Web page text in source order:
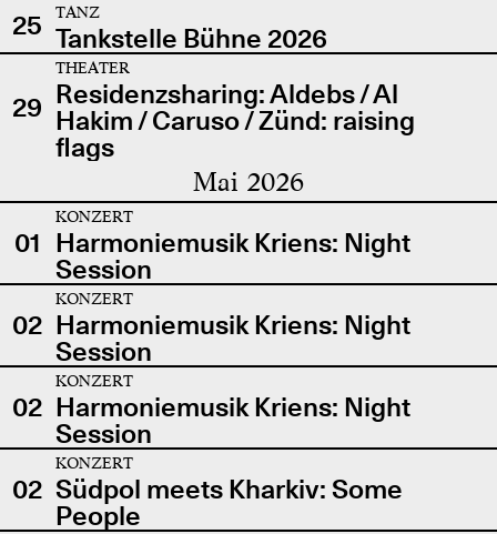
25
TANZ
Tankstelle Bühne 2026
29
THEATER
Residenzsharing: Aldebs / Al
Hakim / Caruso / Zünd: raising
flags
Mai 2026
01
KONZERT
Harmoniemusik Kriens: Night
Session
02
KONZERT
Harmoniemusik Kriens: Night
Session
02
KONZERT
Harmoniemusik Kriens: Night
Session
02
KONZERT
Südpol meets Kharkiv: Some
People